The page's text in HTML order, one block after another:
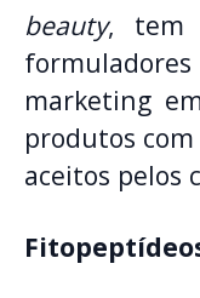
beauty, tem
marketing
produtos
aceitos pelos